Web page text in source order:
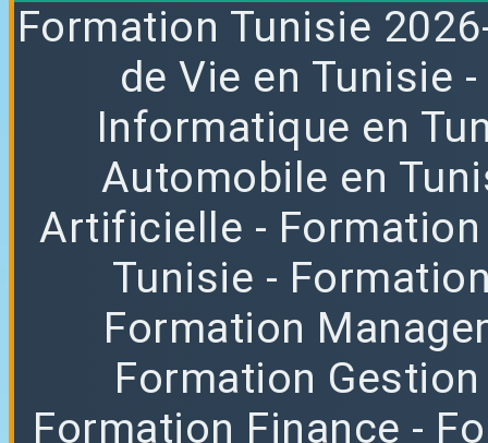
Formation Tunisie
de Vie en Tunisie -
Informatique en
Automobile en
Artificielle -
Tunisie -
Formation
Formation Gestion
Formation Finance -